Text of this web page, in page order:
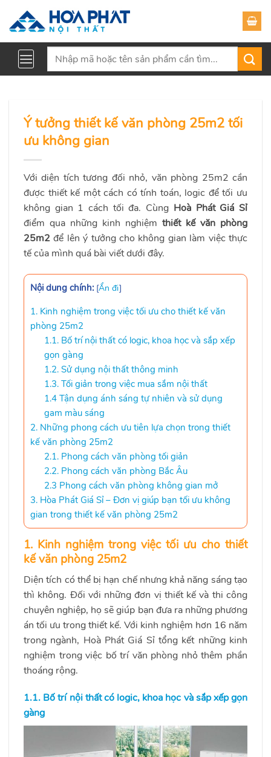
Tìm
Ý tưởng thiết kế văn phòng 25m2 tối
ưu không gian
Với diện tích tương đối nhỏ, văn phòng 25m2 cần
được thiết kế một cách có tính toán, logic để tối ưu
không gian 1 cách tối đa. Cùng Hoà Phát Giá Sỉ
điểm qua những kinh nghiệm thiết kế văn phòng
25m2 để lên ý tưởng cho không gian làm việc thực
tế của mình quá bài viết dưới đây.
Nội dung chính: [Ẩn đi]
1. Kinh nghiệm trong việc tối ưu cho thiết kế văn
phòng 25m2
1.1. Bố trí nội thất có logic, khoa học và sắp xếp
gọn gàng
1.2. Sử dụng nội thất thông minh
1.3. Tối giản trong việc mua sắm nội thất
1.4 Tận dụng ánh sáng tự nhiên và sử dụng
gam màu sáng
2. Những phong cách ưu tiên lựa chọn trong thiết
kế văn phòng 25m2
2.1. Phong cách văn phòng tối giản
2.2. Phong cách văn phòng Bắc Âu
2.3 Phong cách văn phòng không gian mở
3. Hòa Phát Giá Sỉ – Đơn vị giúp bạn tối ưu không
gian trong thiết kế văn phòng 25m2
1. Kinh nghiệm trong việc tối ưu cho thiết
kế văn phòng 25m2
Diện tích có thể bị hạn chế nhưng khả năng sáng tạo
thì không. Đối với những đơn vị thiết kế và thi công
chuyên nghiệp, họ sẽ giúp bạn đưa ra những phương
án tối ưu trong thiết kế. Với kinh nghiệm hơn 16 năm
trong ngành, Hoà Phát Giá Sỉ tổng kết những kinh
nghiệm trong việc bố trí văn phòng nhỏ thêm phần
thoáng rộng.
1.1. Bố trí nội thất có logic, khoa học và sắp xếp gọn
gàng